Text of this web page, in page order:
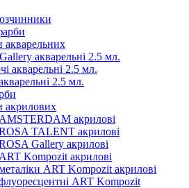
акварельних
акварельні 2.5 мл.
акварельні 2.5 мл.
2.5 мл.
акрилових
акрилові
TALENT акрилові
Gallery акрилові
Kompozit акрилові
ART Kompozit акрилові
ART Kompozit